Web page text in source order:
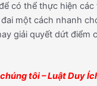
có thể thực hiện các
một cách nhanh
giải quyết dứt điểm
tôi – Luật Duy